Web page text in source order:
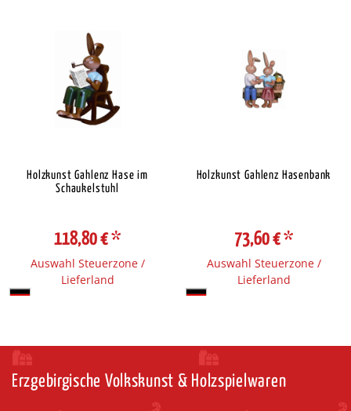
Holzkunst Gahlenz Hase im
Schaukelstuhl
118,80 €*
Auswahl Steuerzone /
Lieferland
Holzkunst Gahlenz Hasenbank
73,60 €*
Auswahl Steuerzone /
Lieferland
Erzgebirgische Volkskunst & Holzspielwaren